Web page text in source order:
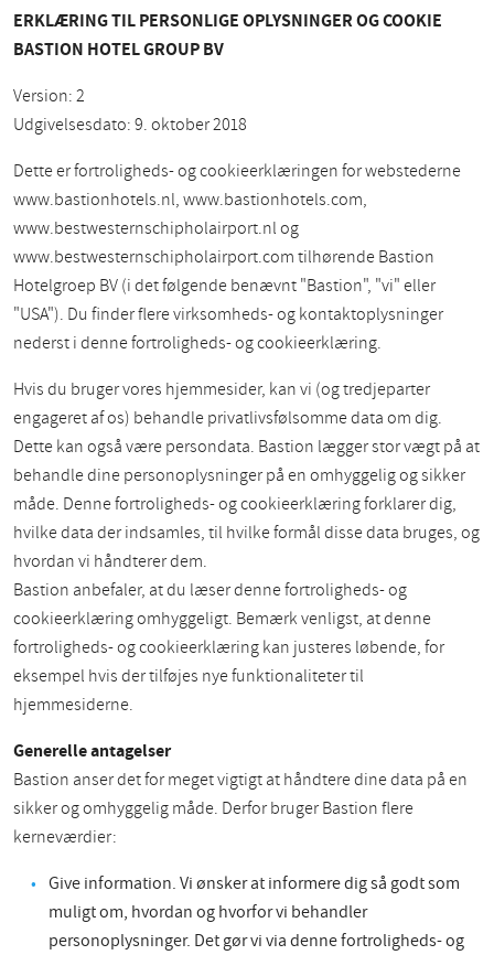
ERKLÆRING TIL PERSONLIGE OPLYSNINGER OG COOKIE
BASTION HOTEL GROUP BV
Version: 2
Udgivelsesdato: 9. oktober 2018
Dette er fortroligheds- og cookieerklæringen for webstederne
www.bastionhotels.nl, www.bastionhotels.com,
www.bestwesternschipholairport.nl og
www.bestwesternschipholairport.com tilhørende Bastion
Hotelgroep BV (i det følgende benævnt "Bastion", "vi" eller
"USA"). Du finder flere virksomheds- og kontaktoplysninger
nederst i denne fortroligheds- og cookieerklæring.
Hvis du bruger vores hjemmesider, kan vi (og tredjeparter
engageret af os) behandle privatlivsfølsomme data om dig.
Dette kan også være persondata. Bastion lægger stor vægt på at
behandle dine personoplysninger på en omhyggelig og sikker
måde. Denne fortroligheds- og cookieerklæring forklarer dig,
hvilke data der indsamles, til hvilke formål disse data bruges, og
hvordan vi håndterer dem.
Bastion anbefaler, at du læser denne fortroligheds- og
cookieerklæring omhyggeligt. Bemærk venligst, at denne
fortroligheds- og cookieerklæring kan justeres løbende, for
eksempel hvis der tilføjes nye funktionaliteter til
hjemmesiderne.
Generelle antagelser
Bastion anser det for meget vigtigt at håndtere dine data på en
sikker og omhyggelig måde. Derfor bruger Bastion flere
kerneværdier:
Give information. Vi ønsker at informere dig så godt som
muligt om, hvordan og hvorfor vi behandler
personoplysninger. Det gør vi via denne fortroligheds- og